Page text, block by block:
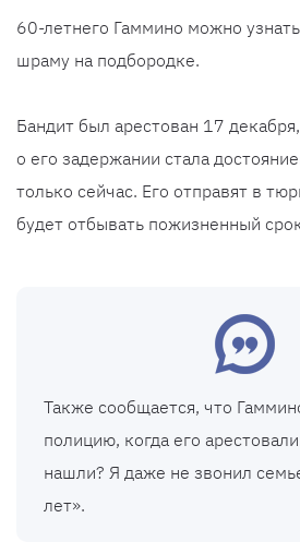
60-летнего Гаммино можно
шраму на подбородке.
Бандит был арестован 17
о его задержании стала
только сейчас. Его отправят в
будет отбывать пожизненный
Также сообщается, что
полицию, когда его
нашли? Я даже не звонил
лет».